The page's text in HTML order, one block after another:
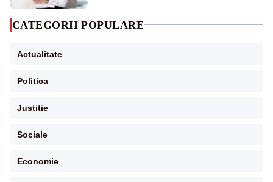
CATEGORII POPULARE
Actualitate
Politica
Justitie
Sociale
Economie